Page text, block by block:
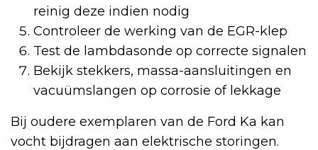
reinig deze indien nodig
Controleer de werking van de EGR-klep
Test de lambdasonde op correcte signalen
Bekijk stekkers, massa-aansluitingen en
vacuümslangen op corrosie of lekkage
Bij oudere exemplaren van de Ford Ka kan
vocht bijdragen aan elektrische storingen.